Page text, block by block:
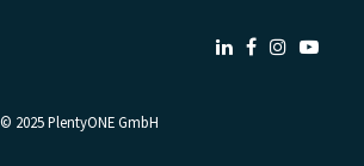
LinkedIn
FacebookInstagram
© 2025PlentyONE GmbH